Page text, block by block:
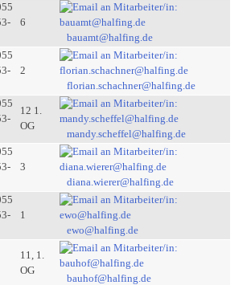
6
bauamt@halfing.de
2
florian.schachner@halfing.de
12 1.
OG
mandy.scheffel@halfing.de
3
diana.wierer@halfing.de
1
ewo@halfing.de
11, 1.
OG
bauhof@halfing.de